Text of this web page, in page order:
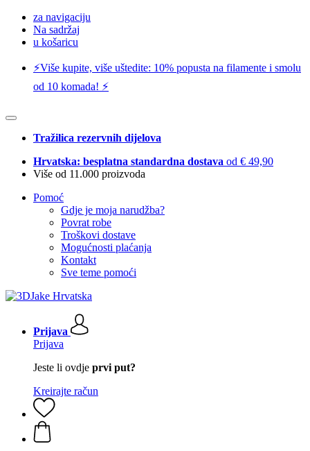
za navigaciju
Na sadržaj
u košaricu
⚡️Više kupite, više uštedite: 10% popusta na filamente i smolu
od 10 komada! ⚡️
Tražilica rezervnih dijelova
Hrvatska: besplatna standardna dostava od € 49,90
Više od 11.000 proizvoda
Pomoć
Gdje je moja narudžba?
Povrat robe
Troškovi dostave
Mogućnosti plaćanja
Kontakt
Sve teme pomoći
Prijava
Prijava
Jeste li ovdje prvi put?
Kreirajte račun